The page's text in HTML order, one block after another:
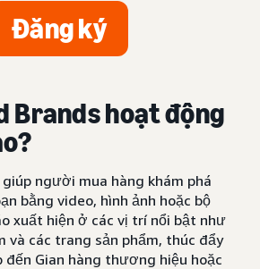
Đăng ký
Brands hoạt động
giúp người mua hàng khám phá
bằng video, hình ảnh hoặc bộ
xuất hiện ở các vị trí nổi bật như
và các trang sản phẩm, thúc đẩy
Gian hàng thương hiệu hoặc